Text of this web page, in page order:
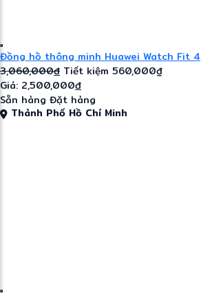
Đồng hồ thông minh Huawei Watch Fit 4
3,060,000đ Tiết kiệm 560,000₫
Giá: 2,500,000đ
Sẵn hàng Đặt hàng
Thành Phố Hồ Chí Minh